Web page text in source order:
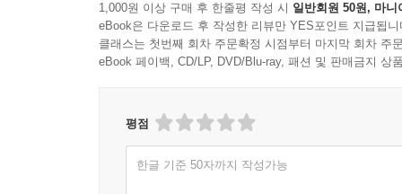
1,000원 이상 구매 후 한줄평 작성 시 일반회원 50원, 마니
eBook은 다운로드 후 작성한 리뷰만 YES포인트 지급됩니
클래스는 첫번째 회차 주문확정 시점부터 마지막 회차 주
eBook 페이백, CD/LP, DVD/Blu-ray, 패션 및 판매금지 상
평점
한글 기준 50자까지 작성가능